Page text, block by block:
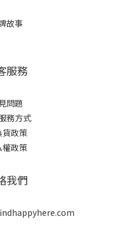
故事
服務
問題
務方式
貨政策
權政策
我們